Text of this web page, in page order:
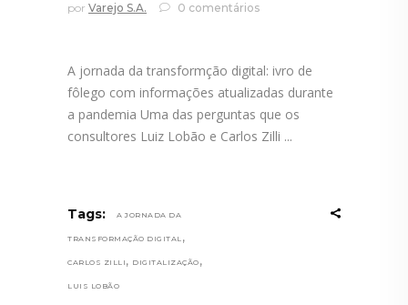
por Varejo S.A. 0 comentários
A jornada da transformção digital: ivro de
fôlego com informações atualizadas durante
a pandemia Uma das perguntas que os
consultores Luiz Lobão e Carlos Zilli
Tags: A JORNADA DA
TRANSFORMAÇÃO DIGITAL ,
CARLOS ZILLI , DIGITALIZAÇÃO ,
LUIS LOBÃO